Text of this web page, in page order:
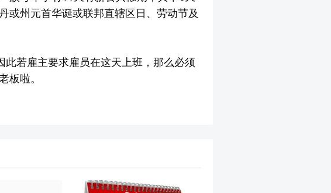
或州元首华诞或联邦直辖区日、劳动节及
若雇主要求雇员在这天上班，那么必须
板啦。